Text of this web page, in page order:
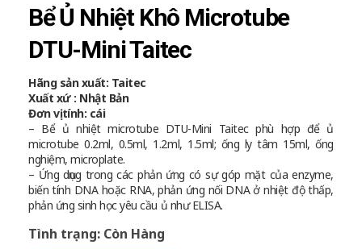
Tình trạng: Còn Hàng
Bể Ủ Nhiệt Khô Microtube
DTU-Mini Taitec
Hãng sản xuất: Taitec
Xuất xứ : Nhật Bản
Đơn vị tính: cái
– Bể ủ nhiệt microtube DTU-Mini Taitec phù hợp để ủ
microtube 0.2ml, 0.5ml, 1.2ml, 1.5ml; ống ly tâm 15ml, ống
nghiệm, microplate.
– Ứng dụng trong các phản ứng có sự góp mặt của enzyme,
biến tính DNA hoặc RNA, phản ứng nối DNA ở nhiệt độ thấp,
phản ứng sinh học yêu cầu ủ như ELISA.